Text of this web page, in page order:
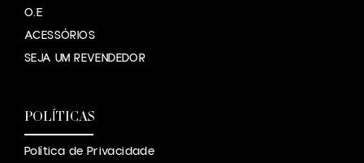
O.E
ACESSÓRIOS
SEJA UM REVENDEDOR
POLÍTICAS
Política de Privacidade